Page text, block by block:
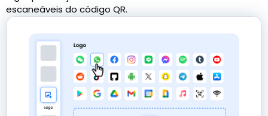
escaneáveis do código QR.